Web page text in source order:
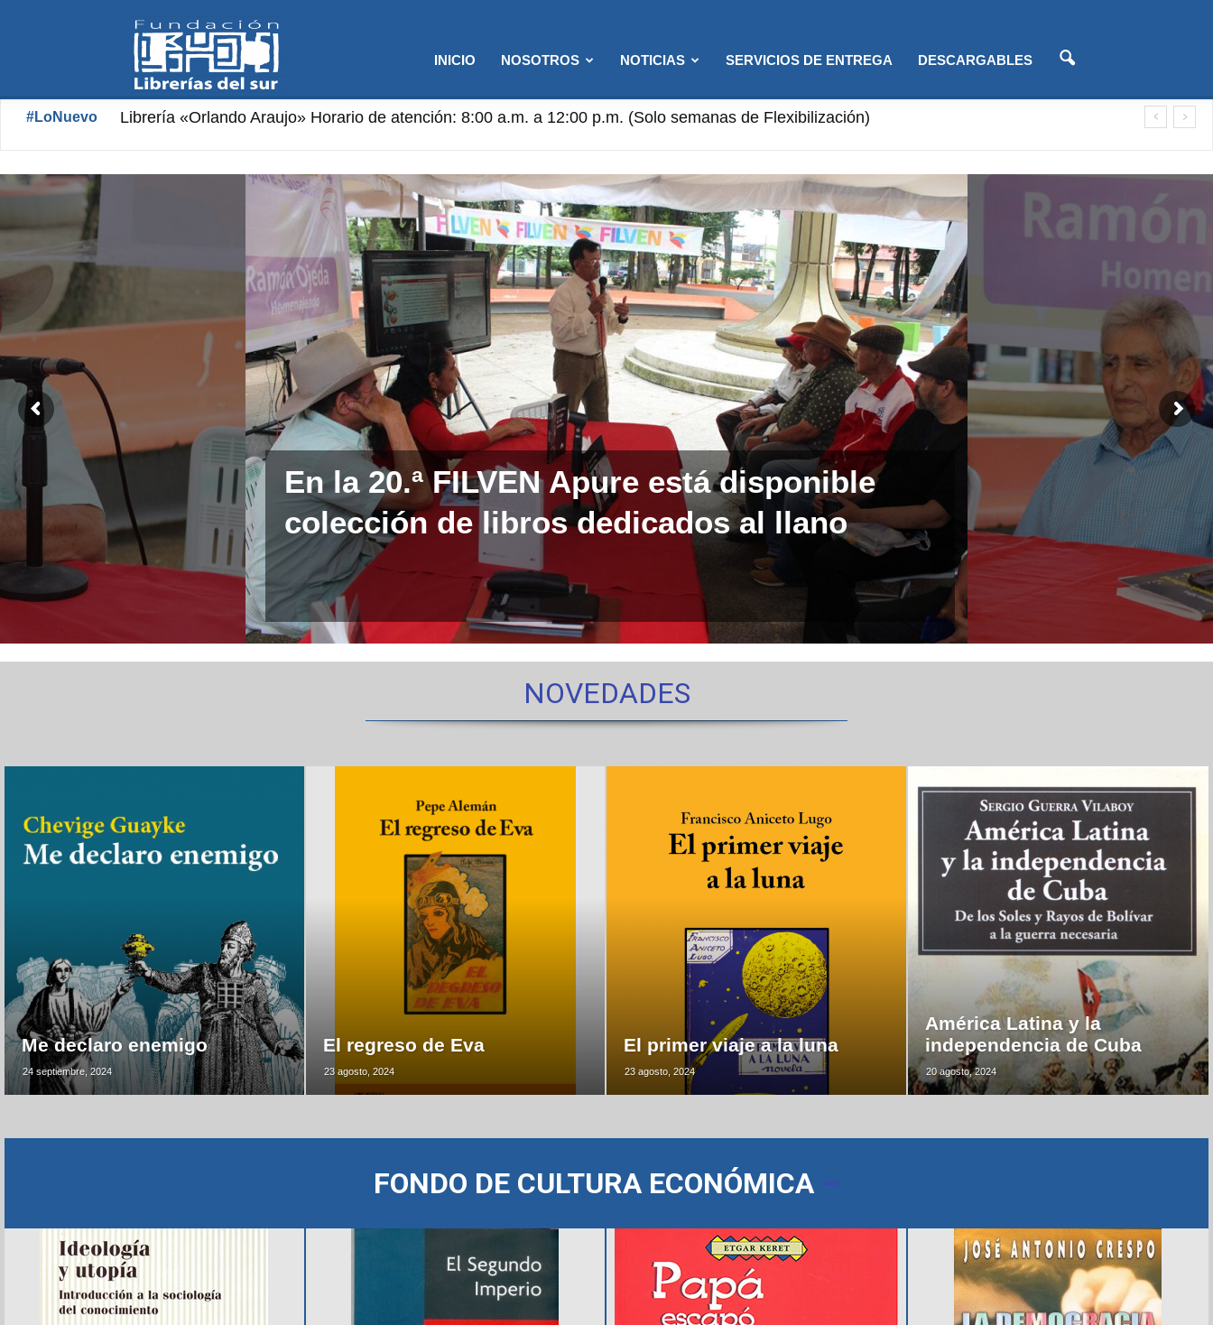
Sur
INICIO NOSOTROS NOTICIAS SERVICIOS DE ENTREGA DESCARGABLES
#LoNuevo Servicio de entregas: horario de atención de 9:00 a.m a 4:00 p.m.
Librería «Orlando Araujo» Horario de atención: 8:00 a.m. a 12:00 p.m. (Solo semanas de Flexibilización)
En la 20.ª FILVEN Apure está disponible
colección de libros dedicados al llano
NOVEDADES
Me declaro enemigo
24 septiembre, 2024
El regreso de Eva
23 agosto, 2024
El primer viaje a la luna
23 agosto, 2024
América Latina y la
independencia de Cuba
20 agosto, 2024
FONDO DE CULTURA ECONÓMICA